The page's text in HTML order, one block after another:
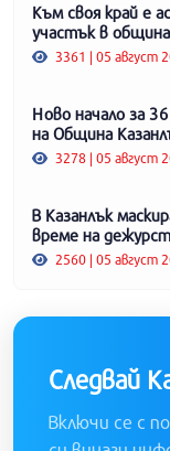
Към своя край е
участък в
3361 | 05 август
Ново начало за
на Община
3278 | 05 август
В Казанлък
време на
2560 | 05 август
Следвай
Включи се с